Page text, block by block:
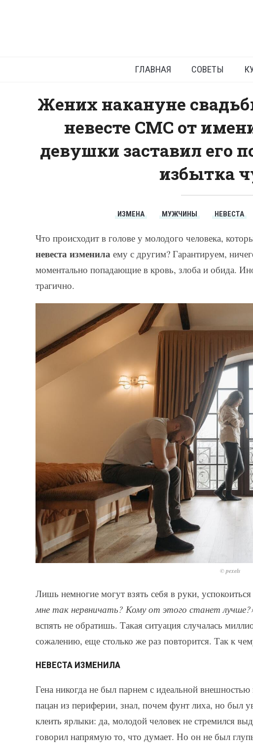
ГЛАВНАЯ СОВЕТЫ
Жених накануне
невесте СМС от
девушки заставил его
избытка
ИЗМЕНА МУЖЧИНЫ НЕВЕСТА
Что происходит в голове у молодого человека,
невеста изменила ему с другим? Гарантируем,
моментально попадающие в кровь, злоба и обида.
трагично.
© pexels
Лишь немногие могут взять себя в руки, успокоиться
мне так нервничать? Кому от этого станет
вспять не обратишь. Такая ситуация случалась
сожалению, еще столько же раз повторится. Так к
НЕВЕСТА ИЗМЕНИЛА
Гена никогда не был парнем с идеальной
пацан из периферии, знал, почем фунт лиха, но был
клеить ярлыки: да, молодой человек не стремился
говорил напрямую то, что думает. Но он не был